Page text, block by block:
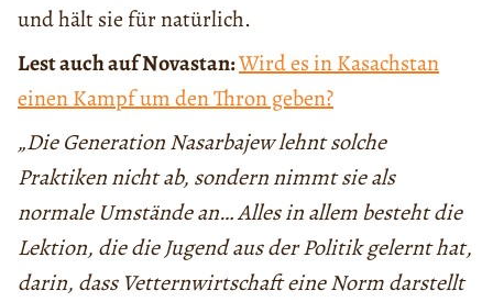
und hält sie für natürlich.
Lest auch auf Novastan:Wird es in Kasachstan
einen Kampf um den Thron geben?
„Die Generation Nasarbajew lehnt solche
Praktiken nicht ab, sondern nimmt sie als
normale Umstände an… Alles in allem besteht die
Lektion, die die Jugend aus der Politik gelernt hat,
darin, dass Vetternwirtschaft eine Norm darstellt